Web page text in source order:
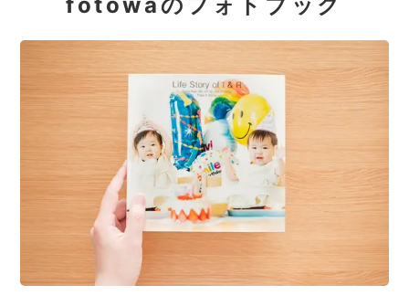
fotowaのフォトブック